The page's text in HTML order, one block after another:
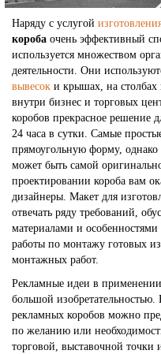
Наряду с услугой
короба очень эффективный
используется множеством
деятельности. Они
вывесок и крышах, на столбах
внутри бизнес и торговых
коробов прекрасное решение
24 часа в сутки. Самые
прямоугольную форму,
может быть самой
проектировании короба вам
дизайнеры. Макет для
отвечать ряду требований,
материалами и
работы по монтажу готовых
монтажных работ.
Рекламные идеи в
большой
рекламных коробов можно
по желанию или
торговой, выставочной точки